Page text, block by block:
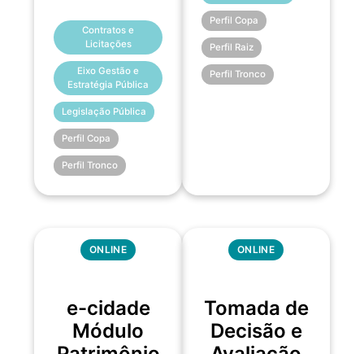
Contratos e
Licitações
Eixo Gestão e
Estratégia Pública
Legislação Pública
Perfil Copa
Perfil Tronco
Perfil Copa
Perfil Raiz
Perfil Tronco
ONLINE
e-cidade
Módulo
ONLINE
Tomada de
Decisão e